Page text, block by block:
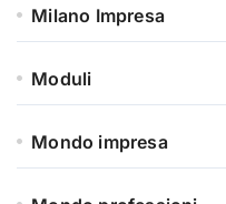
Milano Impresa
Moduli
Mondo impresa